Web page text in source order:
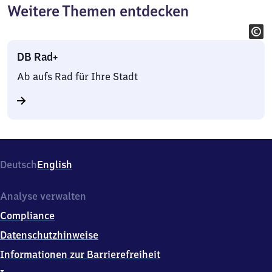
Weitere Themen entdecken
DB Rad+
Ab aufs Rad für Ihre Stadt
DeutschEnglish
Analyse verwalten
Compliance
Datenschutzhinweise
Informationen zur Barrierefreiheit